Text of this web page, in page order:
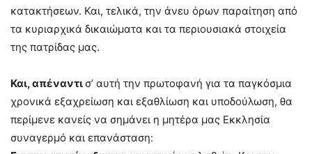
κατακτήσεων. Και, τελικά, την άνευ όρων παραίτηση από
τα κυριαρχικά δικαιώματα και τα περιουσιακά στοιχεία
της πατρίδας μας.
Και, απέναντι σ’ αυτή την πρωτοφανή για τα παγκόσμια
χρονικά εξαχρείωση και εξαθλίωση και υποδούλωση, θα
περίμενε κανείς να σημάνει η μητέρα μας Εκκλησία
συναγερμό και επανάσταση: